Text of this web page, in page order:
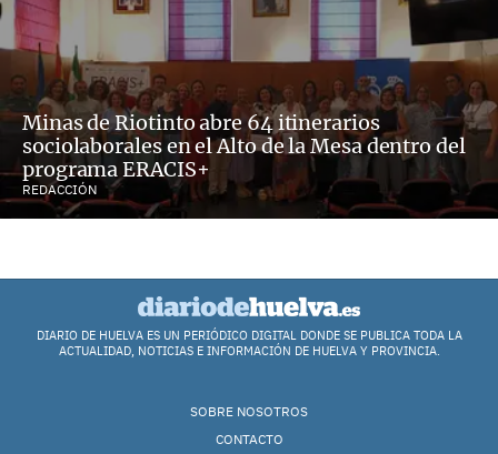
Minas de Riotinto abre 64 itinerarios
sociolaborales en el Alto de la Mesa dentro del
programa ERACIS+
REDACCIÓN
DIARIO DE HUELVA ES UN PERIÓDICO DIGITAL DONDE SE PUBLICA TODA LA
ACTUALIDAD, NOTICIAS E INFORMACIÓN DE HUELVA Y PROVINCIA.
SOBRE NOSOTROS
CONTACTO